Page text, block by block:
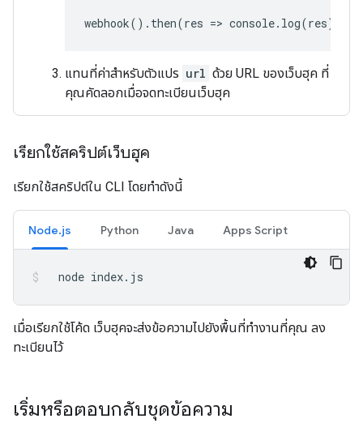
webhook(). then(res => console. log(res));
แทนที่ค่าสำหรับตัวแปร url ด้วย URL ของเว็บฮุค ที่
คุณคัดลอกเมื่อจดทะเบียนเว็บฮุค
เรียกใช้สคริปต์เว็บฮุค
เรียกใช้สคริปต์ใน CLI โดยทำดังนี้
Node.js Python Java Apps Script
node index.js
เมื่อเรียกใช้โค้ด เว็บฮุคจะส่งข้อความไปยังพื้นที่ทำงานที่คุณ ลง
ทะเบียนไว้
เริ่มหรือตอบกลับชุดข้อความ